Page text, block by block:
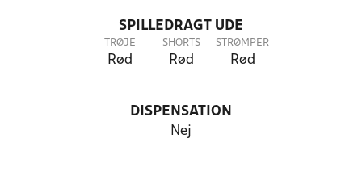
SPILLEDRAGT UDE
TRØJE
Rød
SHORTS
Rød
STRØMPER
Rød
DISPENSATION
Nej